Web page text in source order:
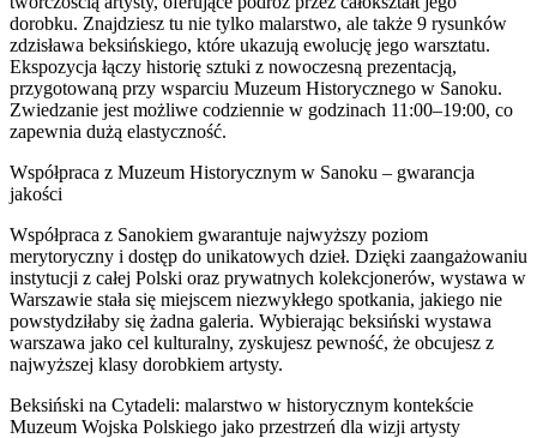
dorobku. Znajdziesz tu nie tylko malarstwo, ale także 9 rysunków
zdzisława beksińskiego, które ukazują ewolucję jego warsztatu.
Ekspozycja łączy historię sztuki z nowoczesną prezentacją,
przygotowaną przy wsparciu Muzeum Historycznego w Sanoku.
Zwiedzanie jest możliwe codziennie w godzinach 11:00–19:00, co
zapewnia dużą elastyczność.
Współpraca z Muzeum Historycznym w Sanoku – gwarancja
jakości
Współpraca z Sanokiem gwarantuje najwyższy poziom
merytoryczny i dostęp do unikatowych dzieł. Dzięki zaangażowaniu
instytucji z całej Polski oraz prywatnych kolekcjonerów, wystawa w
Warszawie stała się miejscem niezwykłego spotkania, jakiego nie
powstydziłaby się żadna galeria. Wybierając beksiński wystawa
warszawa jako cel kulturalny, zyskujesz pewność, że obcujesz z
najwyższej klasy dorobkiem artysty.
Beksiński na Cytadeli: malarstwo w historycznym kontekście
Muzeum Wojska Polskiego jako przestrzeń dla wizji artysty